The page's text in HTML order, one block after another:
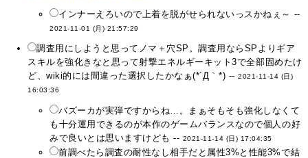
インナーえろいので上着を脱がせられないっスかねぇ～ --
2021-11-01 (月) 21:57:29
調査用にしようと思ってノマ＋穴SP。調査用ならSPよりギア
スキルを強化きなと思って射撃エネルギーキット3で全部固めたけ
ど、wiki的には間違った選択したかなぁ(*´Д｀*) --2021-11-14 (日)
16:03:36
バズーカが実弾ですからね…。まぁそもそも強化しなくて
も十分運用できるのが本作のゲームバランスなので個人の好
みで良いとは思いますけども -- 2021-11-14 (日) 17:04:35
前調べたら調査の耐性なし相手だと属性3%と性能3%で結